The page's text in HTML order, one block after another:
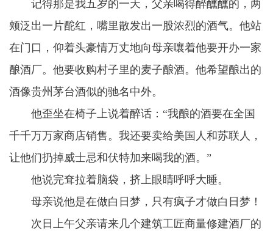
记得那是我五岁的一天，父亲喝得醉醺醺的，两
颊泛出一片酡红，嘴里散发出一股浓烈的酒气。他站
在门口，仰着头豪情万丈地向母亲嚷着他要开办一家
酿酒厂。他要收购村子里的麦子酿酒。他希望酿出的
酒像贵州茅台酒似的驰名中外。
他歪坐在椅子上说着醉话：“我酿的酒要在全国
千千万万家商店销售。我还要卖给美国人和苏联人，
让他们扔掉威士忌和伏特加来喝我的酒。”
他说完耷拉着脑袋，挤上眼睛呼呼大睡。
母亲说他是在做白日梦，只有疯子才做白日梦！
次日上午父亲请来几个建筑工匠商量修建酒厂的